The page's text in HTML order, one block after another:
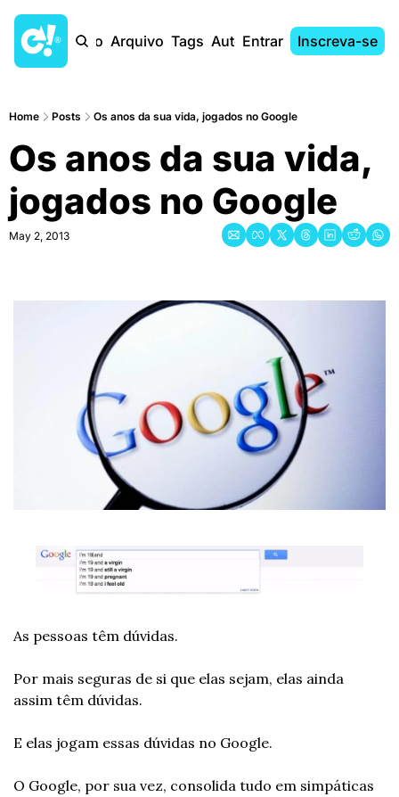
Início Arquivo Tags AutoresEntrar Inscreva-se
Home Posts Os anos da sua vida, jogados no Google
Os anos da sua vida,
jogados no Google
May 2, 2013
As pessoas têm dúvidas.
Por mais seguras de si que elas sejam, elas ainda
assim têm dúvidas.
E elas jogam essas dúvidas no Google.
O Google, por sua vez, consolida tudo em simpáticas